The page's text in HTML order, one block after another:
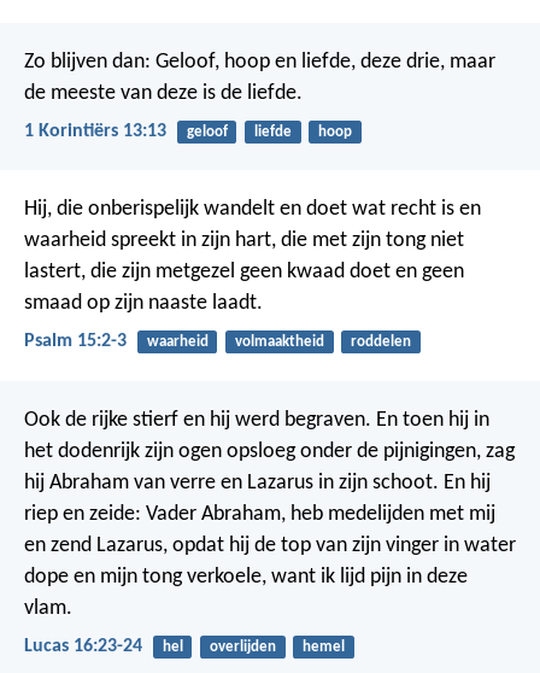
Zo blijven dan: Geloof, hoop en liefde, deze drie, maar
de meeste van deze is de liefde.
1 Korintiërs 13:13 geloof liefde hoop
Hij, die onberispelijk wandelt en doet wat recht is en
waarheid spreekt in zijn hart, die met zijn tong niet
lastert, die zijn metgezel geen kwaad doet en geen
smaad op zijn naaste laadt.
Psalm 15:2-3 waarheid volmaaktheid roddelen
Ook de rijke stierf en hij werd begraven. En toen hij in
het dodenrijk zijn ogen opsloeg onder de pijnigingen, zag
hij Abraham van verre en Lazarus in zijn schoot. En hij
riep en zeide: Vader Abraham, heb medelijden met mij
en zend Lazarus, opdat hij de top van zijn vinger in water
dope en mijn tong verkoele, want ik lijd pijn in deze
vlam.
Lucas 16:23-24 hel overlijden hemel